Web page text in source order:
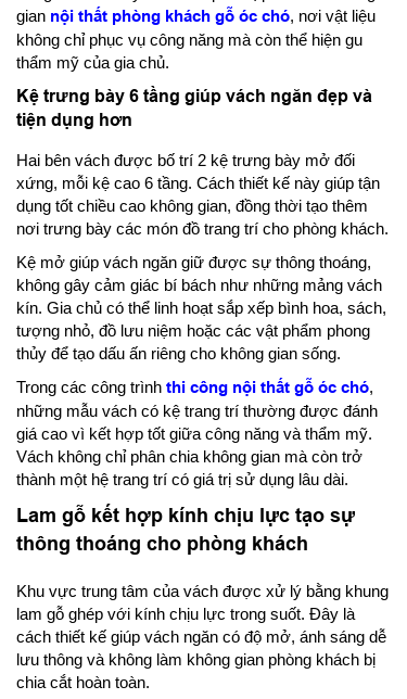
gian nội thất phòng khách gỗ óc chó, nơi vật liệu
không chỉ phục vụ công năng mà còn thể hiện gu
thẩm mỹ của gia chủ.
Kệ trưng bày 6 tầng giúp vách ngăn đẹp và
tiện dụng hơn
Hai bên vách được bố trí 2 kệ trưng bày mở đối
xứng, mỗi kệ cao 6 tầng. Cách thiết kế này giúp tận
dụng tốt chiều cao không gian, đồng thời tạo thêm
nơi trưng bày các món đồ trang trí cho phòng khách.
Kệ mở giúp vách ngăn giữ được sự thông thoáng,
không gây cảm giác bí bách như những mảng vách
kín. Gia chủ có thể linh hoạt sắp xếp bình hoa, sách,
tượng nhỏ, đồ lưu niệm hoặc các vật phẩm phong
thủy để tạo dấu ấn riêng cho không gian sống.
Trong các công trình thi công nội thất gỗ óc chó,
những mẫu vách có kệ trang trí thường được đánh
giá cao vì kết hợp tốt giữa công năng và thẩm mỹ.
Vách không chỉ phân chia không gian mà còn trở
thành một hệ trang trí có giá trị sử dụng lâu dài.
Lam gỗ kết hợp kính chịu lực tạo sự
thông thoáng cho phòng khách
Khu vực trung tâm của vách được xử lý bằng khung
lam gỗ ghép với kính chịu lực trong suốt. Đây là
cách thiết kế giúp vách ngăn có độ mở, ánh sáng dễ
lưu thông và không làm không gian phòng khách bị
chia cắt hoàn toàn.